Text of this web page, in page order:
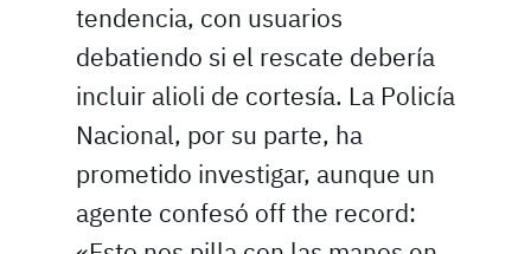
tendencia, con usuarios
debatiendo si el rescate debería
incluir alioli de cortesía. La Policía
Nacional, por su parte, ha
prometido investigar, aunque un
agente confesó off the record: